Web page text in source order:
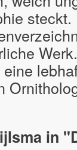
steckt.
in